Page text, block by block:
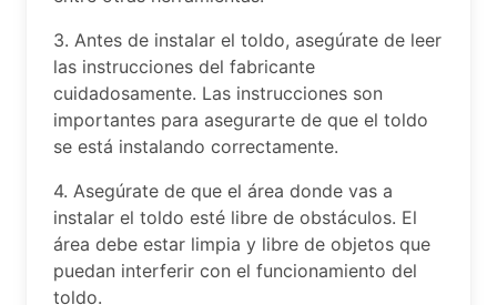
3. Antes de instalar el toldo, asegúrate de leer
las instrucciones del fabricante
cuidadosamente. Las instrucciones son
importantes para asegurarte de que el toldo
se está instalando correctamente.
4. Asegúrate de que el área donde vas a
instalar el toldo esté libre de obstáculos. El
área debe estar limpia y libre de objetos que
puedan interferir con el funcionamiento del
toldo.